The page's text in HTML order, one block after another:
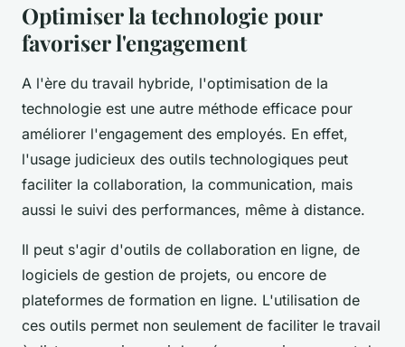
Optimiser la technologie pour
favoriser l'engagement
A l'ère du travail hybride, l'optimisation de la
technologie est une autre méthode efficace pour
améliorer l'engagement des employés. En effet,
l'usage judicieux des outils technologiques peut
faciliter la collaboration, la communication, mais
aussi le suivi des performances, même à distance.
Il peut s'agir d'outils de collaboration en ligne, de
logiciels de gestion de projets, ou encore de
plateformes de formation en ligne. L'utilisation de
ces outils permet non seulement de faciliter le travail